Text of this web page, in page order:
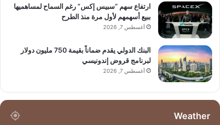
ارتفاع سهم “سبيس إكس” رغم السماح لمساهميها
ببيع أسهمهم لأول مرة منذ الطرح
أغسطس 7, 2026
البنك الدولي يقدم ضماناً بقيمة 750 مليون دولار
لبرنامج قروض إندونيسي
أغسطس 7, 2026
Weather